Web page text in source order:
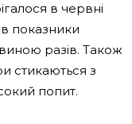
в червні
показники
разів. Також
стикаються з
попит.